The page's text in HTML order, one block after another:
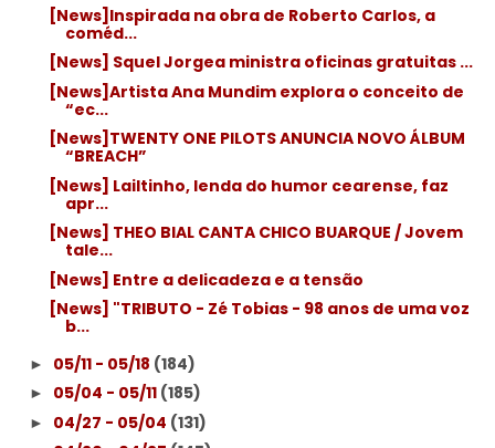
[News]Inspirada na obra de Roberto Carlos, a
coméd...
[News] Squel Jorgea ministra oficinas gratuitas ...
[News]Artista Ana Mundim explora o conceito de
“ec...
[News]TWENTY ONE PILOTS ANUNCIA NOVO ÁLBUM
“BREACH”
[News] Lailtinho, lenda do humor cearense, faz
apr...
[News] THEO BIAL CANTA CHICO BUARQUE / Jovem
tale...
[News] Entre a delicadeza e a tensão
[News] "TRIBUTO - Zé Tobias - 98 anos de uma voz
b...
► 05/11 - 05/18 (184)
► 05/04 - 05/11 (185)
► 04/27 - 05/04 (131)